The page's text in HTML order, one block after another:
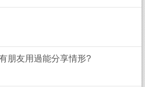
朋友用過能分享情形?